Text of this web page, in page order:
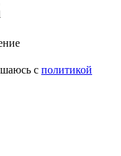
с политикой